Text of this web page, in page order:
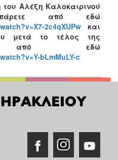
Αλέξη Καλοκαιρινού
από εδώ
2c4qXUPw και
μετά το τέλος της
από εδώ
bLmMuLY-c